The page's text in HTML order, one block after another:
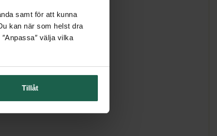
samt för att kunna
kan när som helst dra
välja vilka
Tillåt